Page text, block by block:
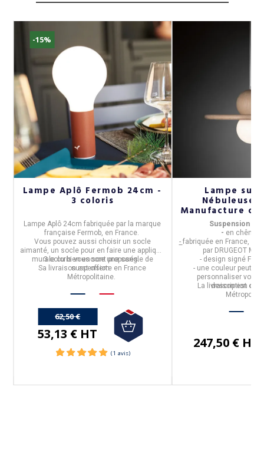
-15%
Lampe Aplô Fermob 24cm -
3 coloris
Lampe Aplô 24cmfabriquée par la marque
française Fermob, en France.
Vous pouvez aussi choisir un socle
aimanté, un socle pour en faire une applique
murale ou bien encore une sangle de
suspension.
3 coloris vous sont proposés.
Sa livraison est offerte en France
Métropolitaine.
62,50 €
53,13 € HT
Lampe
Nébuleuse
Manufacture
14
Suspension
- en chêne
- fabriquée en France,
par DRUGEOT
- design signé
- une couleur peut
personnaliser votre
description ci-
La livraison est
247,50 € HT